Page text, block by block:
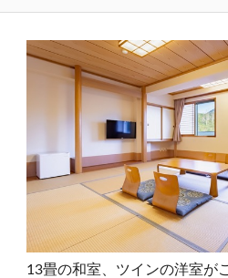
13畳の和室、ツインの洋室が